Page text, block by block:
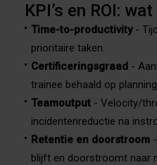
KPI’s en ROI:
Time-to-productivity-
prioritaire taken.
Certificeringsgraad -
trainee behaald op
Teamoutput - Velocity/
incidentenreductie na
Retentie en doorstroom
blijft en doorstroomt naar